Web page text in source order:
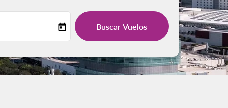
today Buscar Vuelos